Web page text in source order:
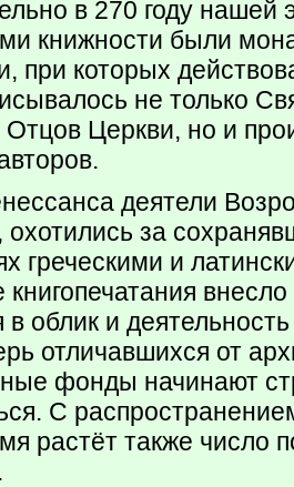
в 270 году
книжности были
при которых
не только
Отцов Церкви, но и
деятели
охотились за
греческими и
книгопечатания
облик и
отличавшихся от
фонды начинают
С
растёт также число